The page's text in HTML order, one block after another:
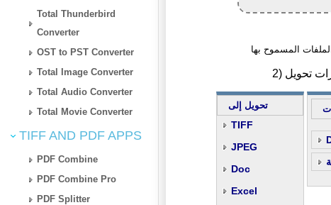
Total Thunderbird
Converter
OST to PST Converter
Total Image Converter
Total Audio Converter
Total Movie Converter
TIFF AND PDF APPS
PDF Combine
PDF Combine Pro
PDF Splitter
تحويل إلى
TIFF
JPEG
Doc
Excel